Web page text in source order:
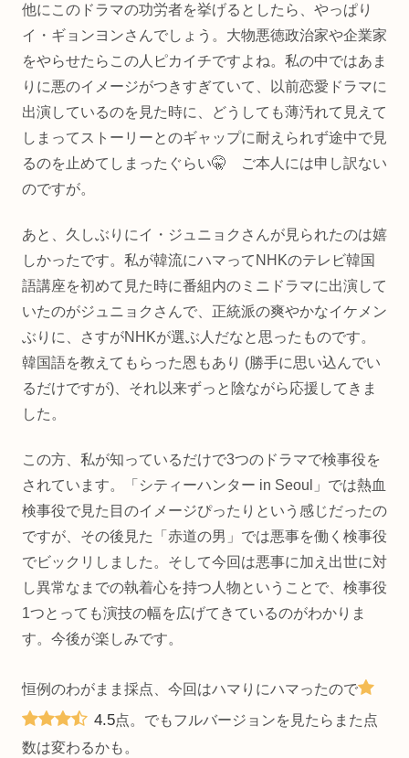
他にこのドラマの功労者を挙げるとしたら、やっぱり
イ・ギョンヨンさんでしょう。大物悪徳政治家や企業家
をやらせたらこの人ピカイチですよね。私の中ではあま
りに悪のイメージがつきすぎていて、以前恋愛ドラマに
出演しているのを見た時に、どうしても薄汚れて見えて
しまってストーリーとのギャップに耐えられず途中で見
るのを止めてしまったぐらい🤫 ご本人には申し訳ない
のですが。
あと、久しぶりにイ・ジュニョクさんが見られたのは嬉
しかったです。私が韓流にハマってNHKのテレビ韓国
語講座を初めて見た時に番組内のミニドラマに出演して
いたのがジュニョクさんで、正統派の爽やかなイケメン
ぶりに、さすがNHKが選ぶ人だなと思ったものです。
韓国語を教えてもらった恩もあり (勝手に思い込んでい
るだけですが)、それ以来ずっと陰ながら応援してきま
した。
この方、私が知っているだけで3つのドラマで検事役を
されています。「シティーハンター in Seoul」では熱血
検事役で見た目のイメージぴったりという感じだったの
ですが、その後見た「赤道の男」では悪事を働く検事役
でビックリしました。そして今回は悪事に加え出世に対
し異常なまでの執着心を持つ人物ということで、検事役
1つとっても演技の幅を広げてきているのがわかりま
す。今後が楽しみです。
恒例のわがまま採点、今回はハマりにハマったので
4.5点。でもフルバージョンを見たらまた点
数は変わるかも。